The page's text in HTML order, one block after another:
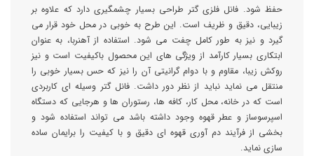
حفظ شود. فانل فلزی گتر طراحی بسیار چشمگیری دارد که علاوه بر
زیبایی، دقیق و ظریف است. این طرح به خوبی در محل خود قرار می
گیرد و نیز به طور کامل چفت می شود. استفاده از آهنربا، به عنوان
ابتکاری بسیار کارآمد از ویژگی های این محصول باکیفیت است و نیز
روکش زیبا، مقاوم و با دوام گرانیتی آن را نیز که حس بسیار خوبی را
منتقل می نماید نباید از نظر دور داشت. فانل گتر وسیله ای کاربردی
است که در خانه، محل کار، کافه ها، رستوران ها و هرجایی که دستگاه
اسپرسوساز و عطر قهوه وجود داشته باشد می تواند استفاده شود و
بخشی از فرآیند دم آوری قهوه ای دقیق و با کیفیت را برایمان ساده
سازی نماید.